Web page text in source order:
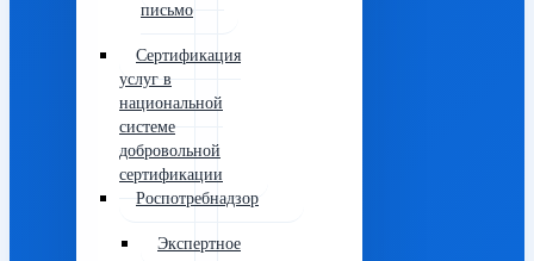
письмо
Сертификация
услуг в
национальной
системе
добровольной
сертификации
Роспотребнадзор
Экспертное